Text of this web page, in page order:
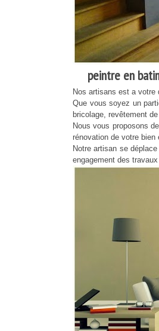
peintre en
Nos artisans est a votre
Que vous soyez un
bricolage, revêtement
Nous vous proposons
rénovation de votre bien
Notre artisan se
engagement des